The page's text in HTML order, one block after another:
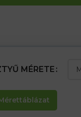
MÉRETE